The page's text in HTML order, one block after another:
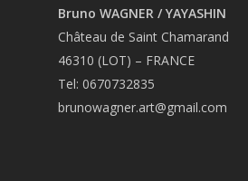
Bruno WAGNER / YAYASHIN
Château de Saint Chamarand
46310 (LOT) – FRANCE
Tel: 0670732835
brunowagner.art@gmail.com